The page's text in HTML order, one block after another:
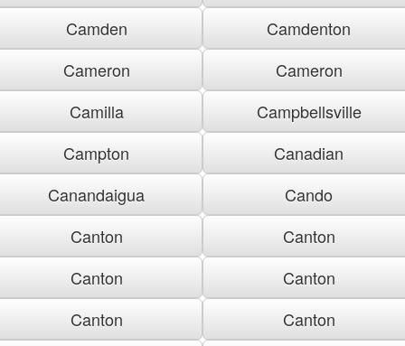
Camden
Camdenton
Cameron
Cameron
Camilla
Campbellsville
Campton
Canadian
Canandaigua
Cando
Canton
Canton
Canton
Canton
Canton
Canton